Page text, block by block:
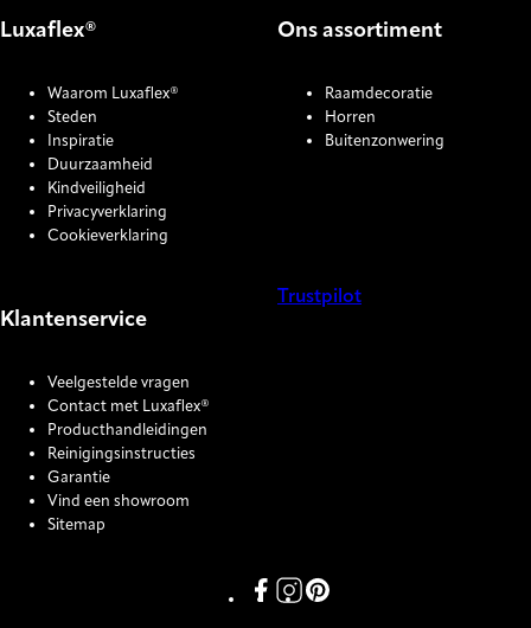
Luxaflex®
Waarom Luxaflex®
Steden
Inspiratie
Duurzaamheid
Kindveiligheid
Privacyverklaring
Cookieverklaring
Ons assortiment
Raamdecoratie
Horren
Buitenzonwering
Klantenservice
Veelgestelde vragen
Contact met Luxaflex®
Producthandleidingen
Reinigingsinstructies
Garantie
Vind een showroom
Sitemap
Trustpilot
Link missing Display text from
Link missing Display text
Link missing Display text